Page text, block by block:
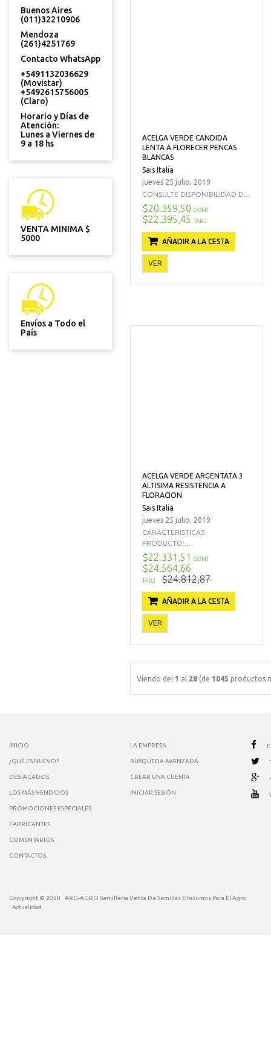
Buenos Aires
(011)32210906
Mendoza
(261)4251769
Contacto WhatsApp
+5491132036629
(Movistar)
+5492615756005
(Claro)
Horario y Días de
Atención:
Lunes a Viernes de
9 a 18 hs
VENTA MINIMA $
5000
Envíos a Todo el
País
ACELGA VERDE CANDIDA
LENTA A FLORECER PENCAS
BLANCAS
Sais Italia
jueves 25 julio, 2019
CONSULTE DISPONIBILIDAD D...
$20.359,50 CONT
$22.395,45 TARJ
AÑADIR A LA CESTA
VER
ACELGA VERDE ARGENTATA 3
ALTISIMA RESISTENCIA A
FLORACION
Sais Italia
jueves 25 julio, 2019
CARACTERISTICAS
PRODUCTO:...
$22.331,51 CONT
$24.564,66
TARJ $24.812,87
AÑADIR A LA CESTA
VER
Viendo del 1 al 28 (de 1045 productos
INICIO
¿QUÉ ES NUEVO?
DESTACADOS
LOS MÁS VENDIDOS
PROMOCIONES ESPECIALES
FABRICANTES
COMENTARIOS
CONTACTOS
LA EMPRESA
BUSQUEDA AVANZADA
CREAR UNA CUENTA
INICIAR SESIÓN
Copyright © 2020
ARG-AGRO Semilleria Venta De Semillas E Insumos Para El Agro
Actualidad